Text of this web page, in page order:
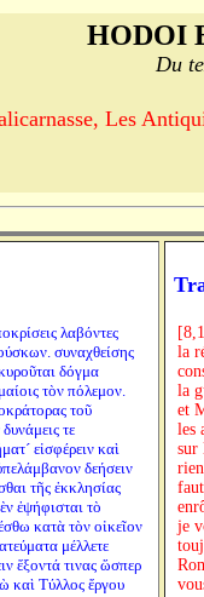
HODOI
Du
Les
λαβόντες
συναχθείσης
δόγμα
τὸν πόλεμον.
τοῦ
τε
εἰσφέρειν καὶ
δεήσειν
τῆς ἐκκλησίας
ἐψήφισται τὸ
κατὰ τὸν οἰκεῖον
μέλλετε
ἕξοντά τινας ὥσπερ
καὶ Τύλλος ἔργου
la
la
et
les
sur
je